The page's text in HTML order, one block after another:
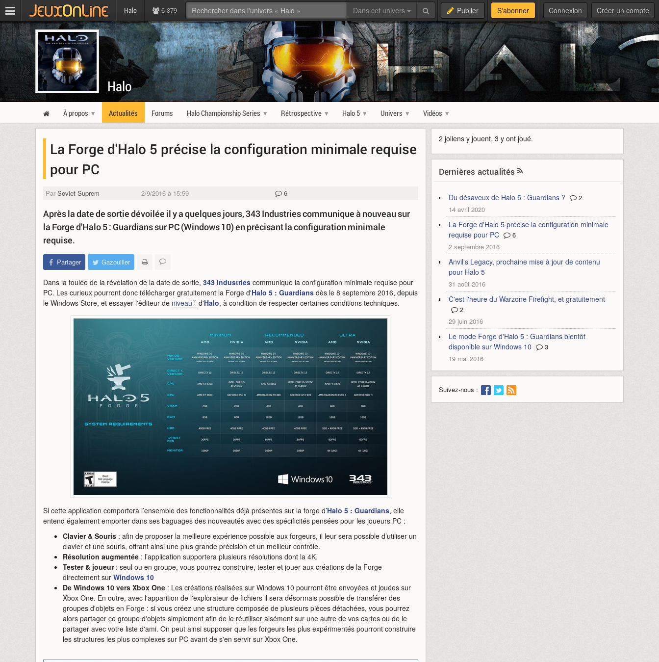
Halo 6 379 Dans cet univers Publier S'abonner Connexion Créer un compte
Halo
À propos Actualités Forums Halo Championship Series Rétrospective Halo 5 Univers Vidéos
La Forge d'Halo 5 précise la configuration minimale requise
pour PC
Par Soviet Suprem 2/9/2016 à 15:59 6
Après la date de sortie dévoilée il y a quelques jours, 343 Industries communique à nouveau sur
la Forge d'Halo 5 : Guardians sur PC (Windows 10) en précisant la configuration minimale
requise.
Partager Gazouiller
Dans la foulée de la révélation de la date de sortie, 343 Industries communique la configuration minimale requise pour
PC. Les curieux pourront donc télécharger gratuitement la Forge d'Halo 5 : Guardians dès le 8 septembre 2016, depuis
le Windows Store, et essayer l'éditeur de niveau d'Halo, à condition de respecter certaines conditions techniques.
Si cette application comportera l’ensemble des fonctionnalités déjà présentes sur la forge d’Halo 5 : Guardians, elle
entend également emporter dans ses baguages des nouveautés avec des spécificités pensées pour les joueurs PC :
Clavier & Souris : afin de proposer la meilleure expérience possible aux forgeurs, il leur sera possible d’utiliser un
clavier et une souris, offrant ainsi une plus grande précision et un meilleur contrôle.
Résolution augmentée : l’application supportera plusieurs résolutions dont la 4K.
Tester & joueur: seul ou en groupe, vous pourrez construire, tester et jouer aux créations de la Forge
directement sur Windows 10
De Windows 10 vers Xbox One : Les créations réalisées sur Windows 10 pourront être envoyées et jouées sur
Xbox One. En outre, avec l'apparition de l'explorateur de fichiers il sera désormais possible de transférer des
groupes d'objets en Forge : si vous créez une structure composée de plusieurs pièces détachées, vous pourrez
alors partager ce groupe d'objets simplement afin de le réutiliser aisément sur une autre de vos cartes ou de le
partager avec votre liste d'ami. On peut ainsi supposer que les forgeurs les plus expérimentés pourront construire
les structures les plus complexes sur PC avant de s'en servir sur Xbox One.
2 joliens y jouent, 3 y ont joué.
Dernières actualités
Du désaveux de Halo 5 : Guardians ?
2
14 avril 2020
La Forge d'Halo 5 précise la configuration minimale
requise pour PC
6
2 septembre 2016
Anvil's Legacy, prochaine mise à jour de contenu
pour Halo 5
31 août 2016
C'est l'heure du Warzone Firefight, et gratuitement
2
29 juin 2016
Le mode Forge d'Halo 5 : Guardians bientôt
disponible sur Windows 10
3
19 mai 2016
Suivez-nous :